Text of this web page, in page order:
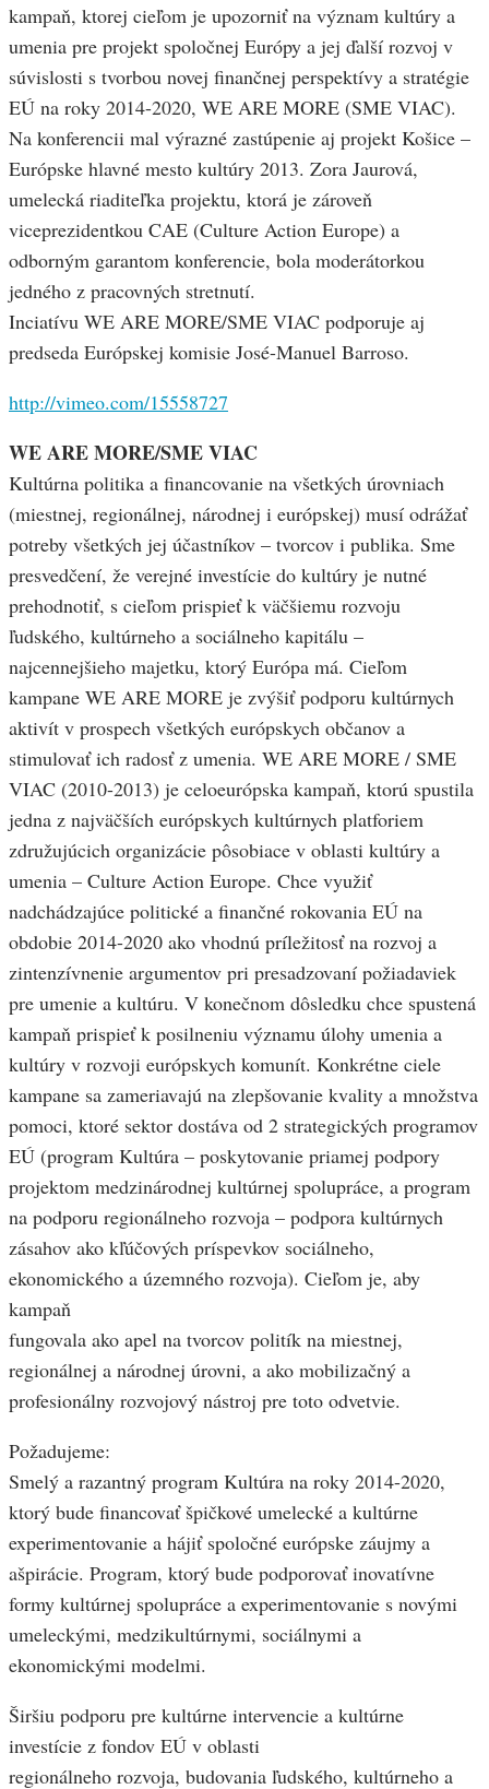
kampaň, ktorej cieľom je upozorniť na význam kultúry a
umenia pre projekt spoločnej Európy a jej ďalší rozvoj v
súvislosti s tvorbou novej finančnej perspektívy a stratégie
EÚ na roky 2014-2020, WE ARE MORE (SME VIAC).
Na konferencii mal výrazné zastúpenie aj projekt Košice –
Európske hlavné mesto kultúry 2013. Zora Jaurová,
umelecká riaditeľka projektu, ktorá je zároveň
viceprezidentkou CAE (Culture Action Europe) a
odborným garantom konferencie, bola moderátorkou
jedného z pracovných stretnutí.
Inciatívu WE ARE MORE/SME VIAC podporuje aj
predseda Európskej komisie José-Manuel Barroso.
http://vimeo.com/15558727
WE ARE MORE/SME VIAC
Kultúrna politika a financovanie na všetkých úrovniach
(miestnej, regionálnej, národnej i európskej) musí odrážať
potreby všetkých jej účastníkov – tvorcov i publika. Sme
presvedčení, že verejné investície do kultúry je nutné
prehodnotiť, s cieľom prispieť k väčšiemu rozvoju
ľudského, kultúrneho a sociálneho kapitálu –
najcennejšieho majetku, ktorý Európa má. Cieľom
kampane WE ARE MORE je zvýšiť podporu kultúrnych
aktivít v prospech všetkých európskych občanov a
stimulovať ich radosť z umenia. WE ARE MORE / SME
VIAC (2010-2013) je celoeurópska kampaň, ktorú spustila
jedna z najväčších európskych kultúrnych platforiem
združujúcich organizácie pôsobiace v oblasti kultúry a
umenia – Culture Action Europe. Chce využiť
nadchádzajúce politické a finančné rokovania EÚ na
obdobie 2014-2020 ako vhodnú príležitosť na rozvoj a
zintenzívnenie argumentov pri presadzovaní požiadaviek
pre umenie a kultúru. V konečnom dôsledku chce spustená
kampaň prispieť k posilneniu významu úlohy umenia a
kultúry v rozvoji európskych komunít. Konkrétne ciele
kampane sa zameriavajú na zlepšovanie kvality a množstva
pomoci, ktoré sektor dostáva od 2 strategických programov
EÚ (program Kultúra – poskytovanie priamej podpory
projektom medzinárodnej kultúrnej spolupráce, a program
na podporu regionálneho rozvoja – podpora kultúrnych
zásahov ako kľúčových príspevkov sociálneho,
ekonomického a územného rozvoja). Cieľom je, aby
kampaň
fungovala ako apel na tvorcov politík na miestnej,
regionálnej a národnej úrovni, a ako mobilizačný a
profesionálny rozvojový nástroj pre toto odvetvie.
Požadujeme:
Smelý a razantný program Kultúra na roky 2014-2020,
ktorý bude financovať špičkové umelecké a kultúrne
experimentovanie a hájiť spoločné európske záujmy a
ašpirácie. Program, ktorý bude podporovať inovatívne
formy kultúrnej spolupráce a experimentovanie s novými
umeleckými, medzikultúrnymi, sociálnymi a
ekonomickými modelmi.
Širšiu podporu pre kultúrne intervencie a kultúrne
investície z fondov EÚ v oblasti
regionálneho rozvoja, budovania ľudského, kultúrneho a